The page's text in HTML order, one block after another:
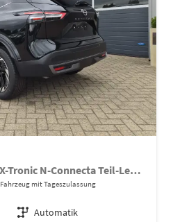
1.3 DIG-T MHEV 158 PS X-Tronic N-Connecta Teil-Leder PanoGlasdach Klimaautomatik Sitzheizung Lenkradheizung Navi ACC PDC v+h 360°Kamera DAB Bluetooth Touchscreen Apple CarPlay Android Auto 18"LM
Fahrzeug mit Tageszulassung
Getriebe Automatik